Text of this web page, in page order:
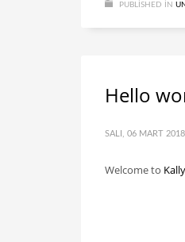
PUBLISHED IN
Hello
SALI, 06 MART 2018
Welcome to